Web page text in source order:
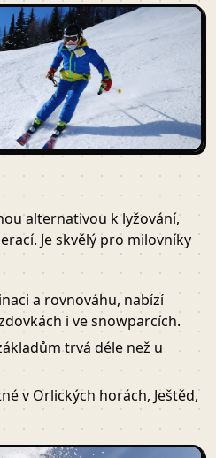
alternativou k lyžování,
Je skvělý pro milovníky
a rovnováhu, nabízí
i ve snowparcích.
trvá déle než u
v Orlických horách, Ještěd,